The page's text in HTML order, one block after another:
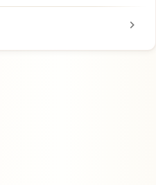
chevron_right